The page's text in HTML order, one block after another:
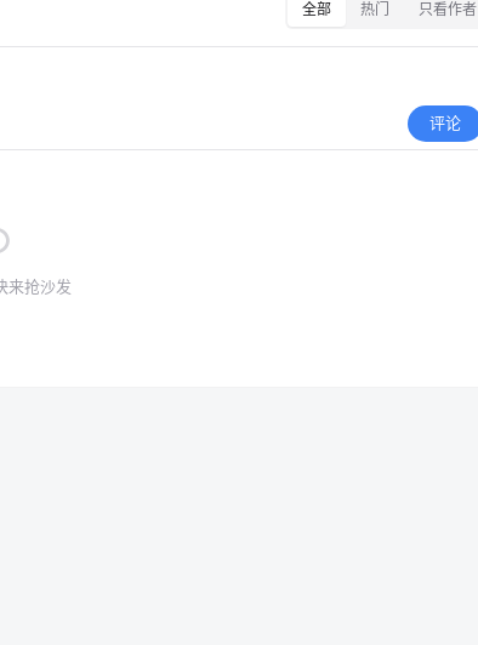
全部 热门 只看作者
评论
来抢沙发